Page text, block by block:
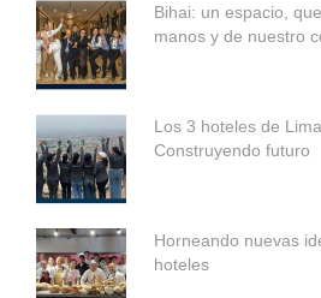
Bihai: un espacio,
manos y de nuestro
Los 3 hoteles de
Construyendo futuro
Horneando nuevas
hoteles